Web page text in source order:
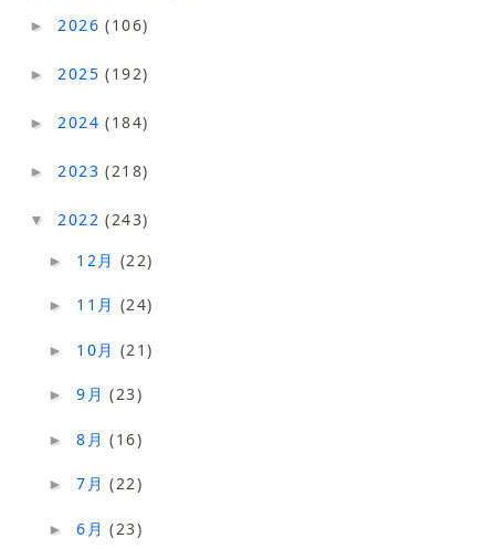
► 2026(106)
► 2025(192)
► 2024(184)
► 2023(218)
▼ 2022(243)
► 12月 (22)
► 11月 (24)
► 10月 (21)
►9月(23)
►8月(16)
►7月(22)
►6月(23)